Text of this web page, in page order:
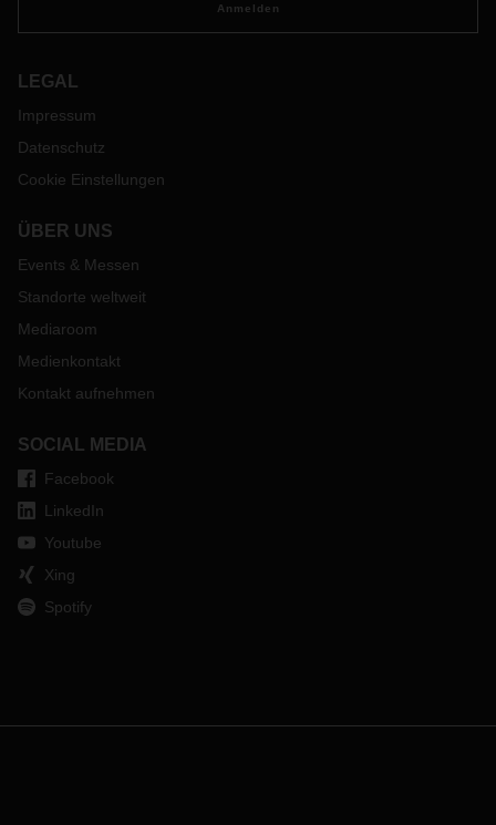
Anmelden
LEGAL
Impressum
Datenschutz
Cookie Einstellungen
ÜBER UNS
Events & Messen
Standorte weltweit
Mediaroom
Medienkontakt
Kontakt aufnehmen
SOCIAL MEDIA
Facebook
LinkedIn
Youtube
Xing
Spotify